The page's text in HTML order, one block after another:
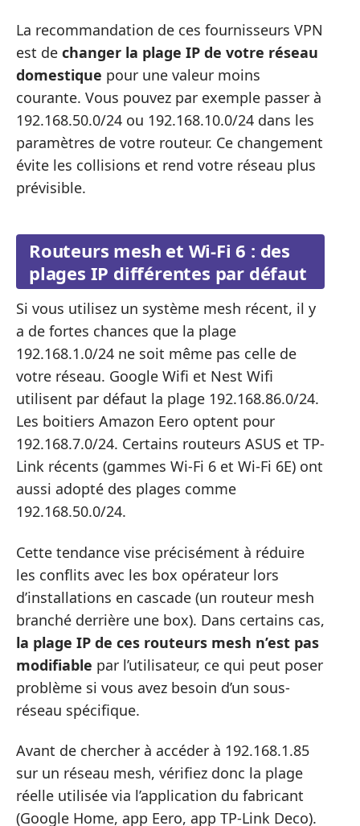
La recommandation de ces fournisseurs VPN
est de changer la plage IP de votre réseau
domestique pour une valeur moins
courante. Vous pouvez par exemple passer à
192.168.50.0/24 ou 192.168.10.0/24 dans les
paramètres de votre routeur. Ce changement
évite les collisions et rend votre réseau plus
prévisible.
Routeurs mesh et Wi-Fi 6 : des
plages IP différentes par défaut
Si vous utilisez un système mesh récent, il y
a de fortes chances que la plage
192.168.1.0/24 ne soit même pas celle de
votre réseau. Google Wifi et Nest Wifi
utilisent par défaut la plage 192.168.86.0/24.
Les boitiers Amazon Eero optent pour
192.168.7.0/24. Certains routeurs ASUS et TP-
Link récents (gammes Wi-Fi 6 et Wi-Fi 6E) ont
aussi adopté des plages comme
192.168.50.0/24.
Cette tendance vise précisément à réduire
les conflits avec les box opérateur lors
d’installations en cascade (un routeur mesh
branché derrière une box). Dans certains cas,
la plage IP de ces routeurs mesh n’est pas
modifiable par l’utilisateur, ce qui peut poser
problème si vous avez besoin d’un sous-
réseau spécifique.
Avant de chercher à accéder à 192.168.1.85
sur un réseau mesh, vérifiez donc la plage
réelle utilisée via l’application du fabricant
(Google Home, app Eero, app TP-Link Deco).